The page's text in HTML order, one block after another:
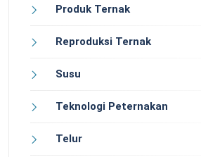
Produk Ternak
Reproduksi Ternak
Susu
Teknologi Peternakan
Telur